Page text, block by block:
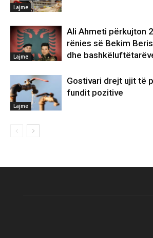
Lajme
Lajme
Ali Ahmeti përkujton
rënies së Bekim
dhe
Lajme
Gostivari drejt ujit të
fundit pozitive